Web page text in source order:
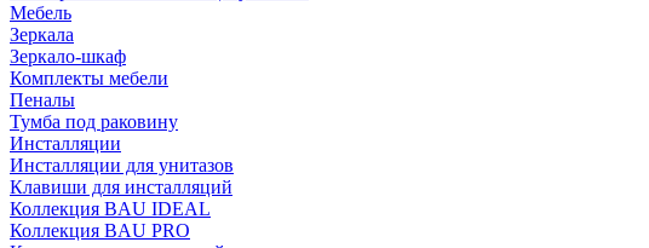
Мебель
Зеркала
Зеркало-шкаф
Комплекты мебели
Пеналы
Тумба под раковину
Инсталляции
Инсталляции для унитазов
Клавиши для инсталляций
Коллекция BAU IDEAL
Коллекция BAU PRO